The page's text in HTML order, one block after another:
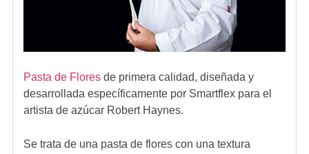
Pasta de Floresde primera calidad, diseñada y
desarrollada específicamente por Smartflex para el
artista de azúcar Robert Haynes.
Se trata de una pasta de flores con una textura